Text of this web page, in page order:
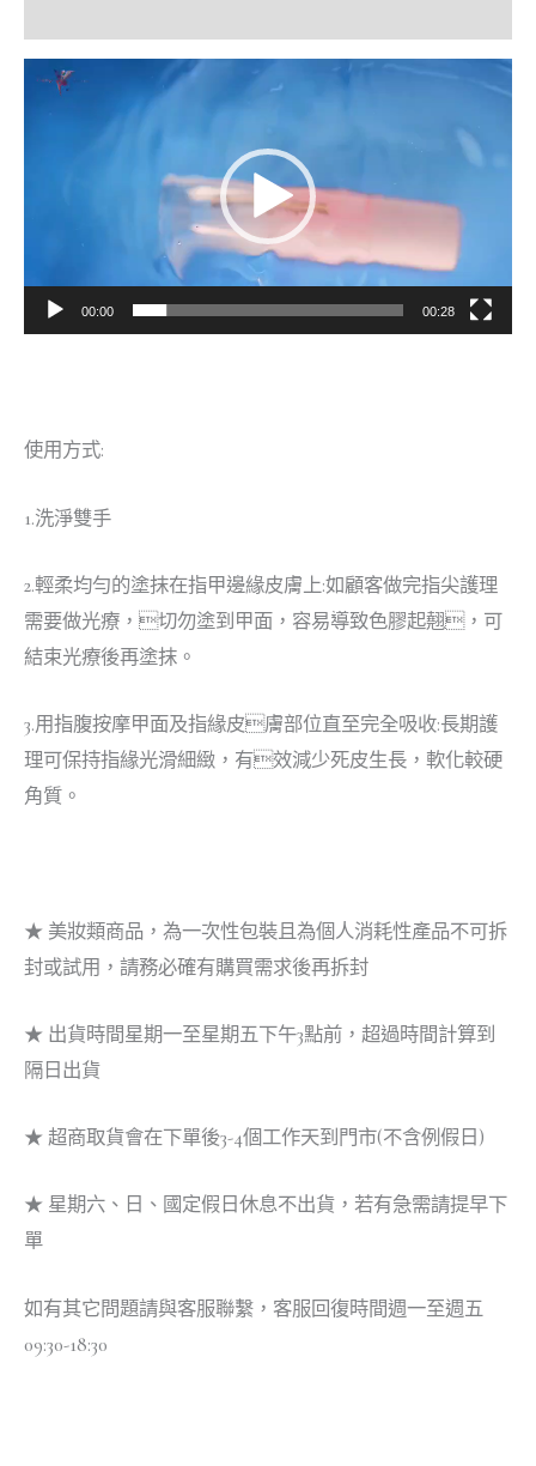
視
00:00 00:28
使用方式:
1.洗淨雙手
2.輕柔均勻的塗抹在指甲邊緣皮膚上:如顧客做完指尖護理
需要做光療，切勿塗到甲面，容易導致色膠起翹，可
結束光療後再塗抹。
3.用指腹按摩甲面及指緣皮膚部位直至完全吸收:長期護
理可保持指緣光滑細緻，有效減少死皮生長，軟化較硬
角質。
★ 美妝類商品，為一次性包裝且為個人消耗性產品不可拆
封或試用，請務必確有購買需求後再拆封
★ 出貨時間星期一至星期五下午3點前，超過時間計算到
隔日出貨
★ 超商取貨會在下單後3-4個工作天到門市(不含例假日)
★ 星期六、日、國定假日休息不出貨，若有急需請提早下
單
如有其它問題請與客服聯繫，客服回復時間週一至週五
09:30-18:30